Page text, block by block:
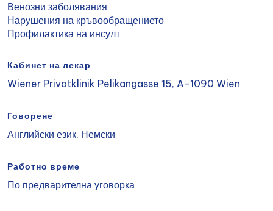
Венозни заболявания
Нарушения на кръвообращението
Профилактика на инсулт
Кабинет на лекар
Wiener Privatklinik Pelikangasse 15, A-1090 Wien
Говорене
Английски език, Немски
Работно време
По предварителна уговорка